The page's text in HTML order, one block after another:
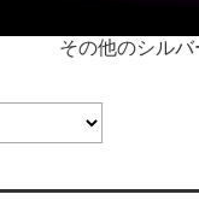
その他のシル